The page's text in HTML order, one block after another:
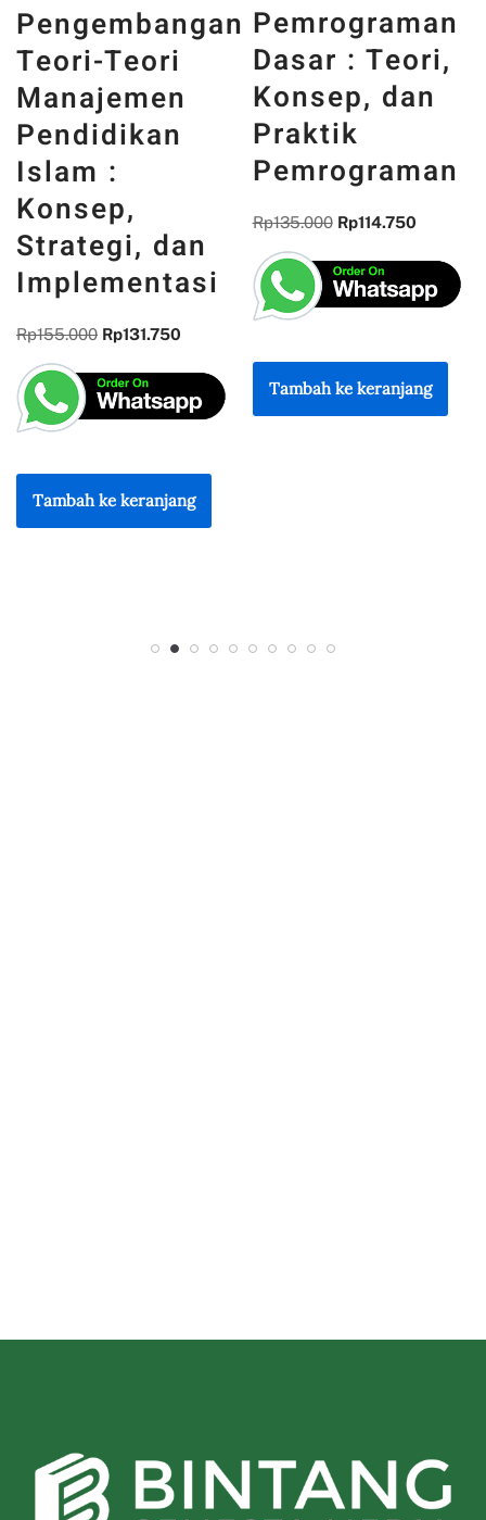
Pemrograman
Dasar : Teori,
Konsep, dan
Praktik
Pemrograman
Rp 135.000 Rp114.750
Tambah ke keranjang
DAN WAJAH
INDONESIA :
MEMORI,
PENGALAMAN,
DAN
REFLEKSI
KEBANGSAAN
Rp300.000 Rp255.000